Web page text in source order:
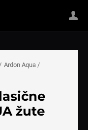
Ardon Aqua /
žute